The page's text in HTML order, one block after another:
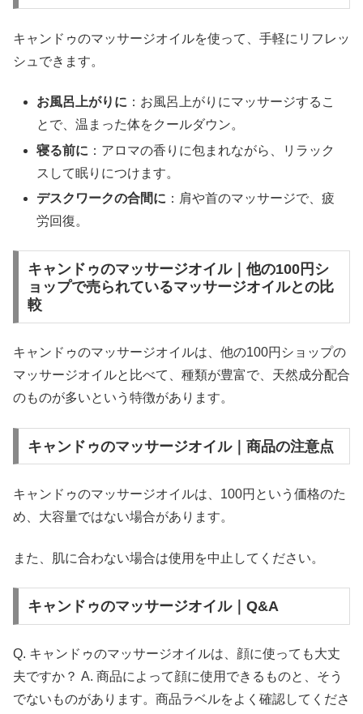
キャンドゥのマッサージオイルを使って、手軽にリフレッ
シュできます。
お風呂上がりに ：お風呂上がりにマッサージするこ
とで、温まった体をクールダウン。
寝る前に ：アロマの香りに包まれながら、リラック
スして眠りにつけます。
デスクワークの合間に ：肩や首のマッサージで、疲
労回復。
キャンドゥのマッサージオイル｜他の100円シ
ョップで売られているマッサージオイルとの比
較
キャンドゥのマッサージオイルは、他の100円ショップの
マッサージオイルと比べて、種類が豊富で、天然成分配合
のものが多いという特徴があります。
キャンドゥのマッサージオイル｜商品の注意点
キャンドゥのマッサージオイルは、100円という価格のた
め、大容量ではない場合があります。
また、肌に合わない場合は使用を中止してください。
キャンドゥのマッサージオイル｜Q&A
Q. キャンドゥのマッサージオイルは、顔に使っても大丈
夫ですか？ A. 商品によって顔に使用できるものと、そう
でないものがあります。商品ラベルをよく確認してくださ